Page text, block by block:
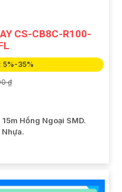
CS-CB8C-R100-
5%-35%
₫
Hồng Ngoại SMD.
Nhựa.